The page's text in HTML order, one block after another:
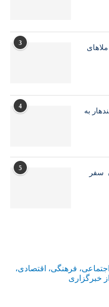
3
4
به
5
سفر
فرهنگی، اقتصادی،
خبرگزاری